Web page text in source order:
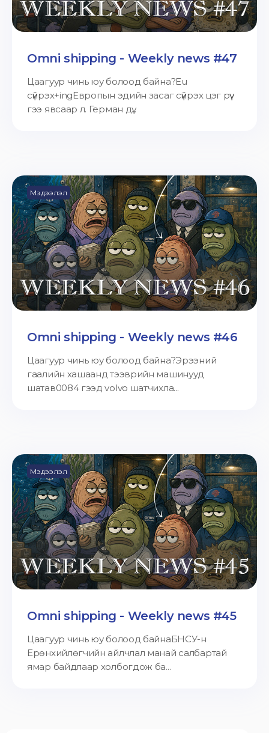
Omni shipping - Weekly news #47
Цаагуур чинь юу болоод байна?Eu
сүйрэх+ingЕвропын эдийн засаг сүйрэх цэг рүү
гээ явсаар л. Герман дү...
Мэдээлэл
Omni shipping - Weekly news #46
Цаагуур чинь юу болоод байна?Эрээний
гаалийн хашаанд тээврийн машинууд
шатав0084 гээд volvo шатчихла...
Мэдээлэл
Omni shipping - Weekly news #45
Цаагуур чинь юу болоод байнаБНСУ-н
Ерөнхийлөгчийн айлчлал манай салбартай
ямар байдлаар холбогдож ба...